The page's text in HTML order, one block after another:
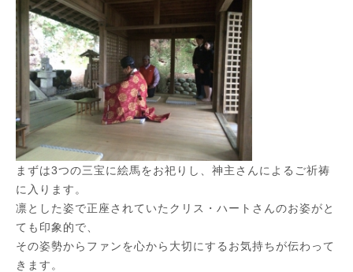
まずは3つの三宝に絵馬をお祀りし、神主さんによるご祈祷
に入ります。
凛とした姿で正座されていたクリス・ハートさんのお姿がと
ても印象的で、
その姿勢からファンを心から大切にするお気持ちが伝わって
きます。